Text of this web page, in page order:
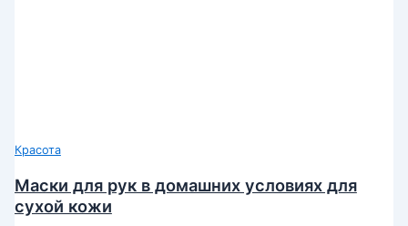
Красота
Маски для рук в домашних условиях для
сухой кожи